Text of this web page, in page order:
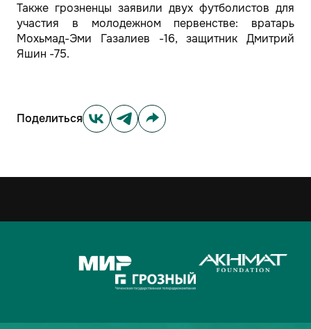
Также грозненцы заявили двух футболистов для
участия в молодежном первенстве: вратарь
Мохьмад-Эми Газалиев -16, защитник Дмитрий
Яшин -75.
Поделиться